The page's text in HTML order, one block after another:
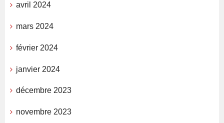
avril 2024
mars 2024
février 2024
janvier 2024
décembre 2023
novembre 2023